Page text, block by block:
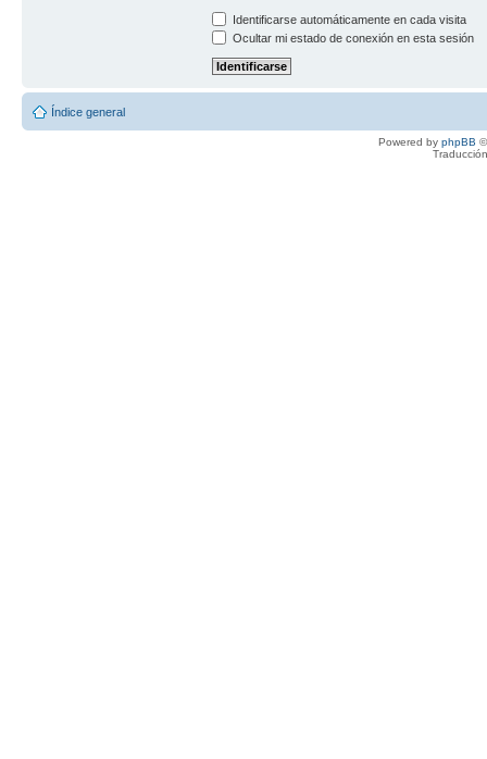
Identificarse automáticamente en cada visita
Ocultar mi estado de conexión en esta sesión
Índice general
Powered by phpBB